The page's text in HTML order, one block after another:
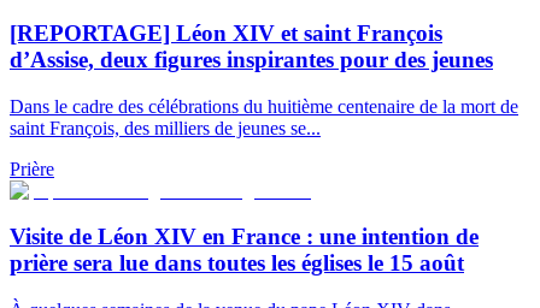
[REPORTAGE] Léon XIV et saint François
d’Assise, deux figures inspirantes pour des jeunes
Dans le cadre des célébrations du huitième centenaire de la mort de
saint François, des milliers de jeunes se...
Prière
Visite de Léon XIV en France : une intention de
prière sera lue dans toutes les églises le 15 août